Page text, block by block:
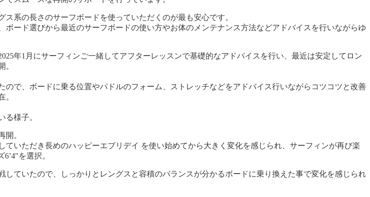
系の長さのサーフボードを使っていただくのが最も安心です。
ード選びから最近のサーフボードの使い方やお体のメンテナンス方法などアドバイスを行いながらゆ
年1月にサーフィンご一緒してアフターレッスンで基礎的なアドバイスを行い、最近は安定してロン
。
で、ボードに乗る位置やパドルのフォーム、ストレッチなどをアドバイス行いながらコツコツと改善
。
る様子。
開。
いただき長めのハッピーエブリデイ を使い始めてから大きく変化を感じられ、サーフィンが再び楽
を選択。
ていたので、しっかりとレングスと容積のバランスが分かるボードに乗り換えた事で変化を感じられ